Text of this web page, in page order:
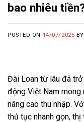
bao nhiêu
POSTED ON 14/07/2025
Đài Loan từ lâu đã
động Việt Nam
nâng cao thu nhập.
thủ tục nhanh gọn,